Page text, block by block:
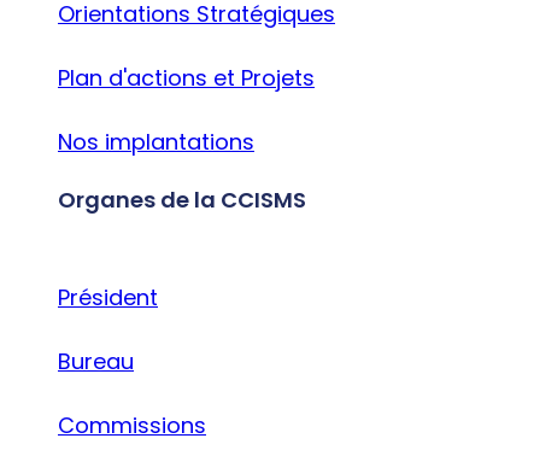
Orientations Stratégiques
Plan d'actions et Projets
Nos implantations
Organes de la CCISMS
Président
Bureau
Commissions